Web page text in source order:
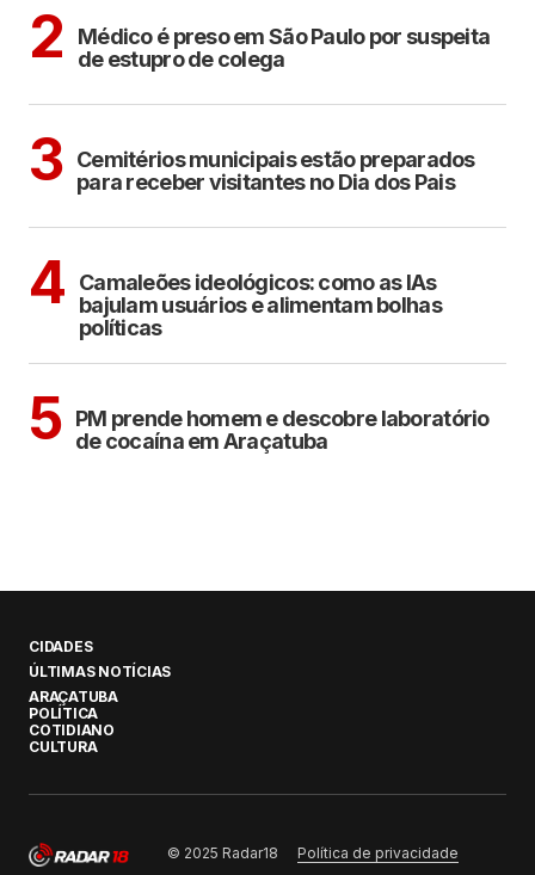
2
Médico é preso em São Paulo por suspeita
de estupro de colega
3 Cemitérios municipais estão preparados
para receber visitantes no Dia dos Pais
4
Camaleões ideológicos: como as IAs
bajulam usuários e alimentam bolhas
políticas
5 PM prende homem e descobre laboratório
de cocaína em Araçatuba
CIDADES
ÚLTIMAS NOTÍCIAS
ARAÇATUBA
POLÍTICA
COTIDIANO
CULTURA
© 2025 Radar18 Política de privacidade